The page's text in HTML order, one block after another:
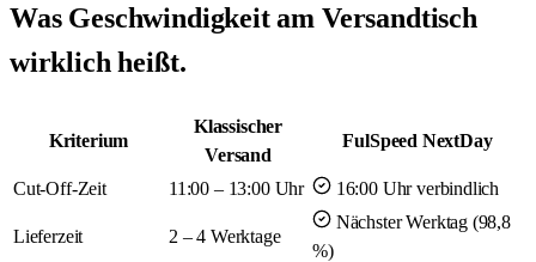
Was Geschwindigkeit am Versandtisch
wirklich heißt.
Kriterium
Klassischer
Versand
FulSpeed NextDay
Cut-Off-Zeit 11:00 – 13:00 Uhr 16:00 Uhr verbindlich
Lieferzeit 2 – 4 Werktage
Nächster Werktag (98,8
%)